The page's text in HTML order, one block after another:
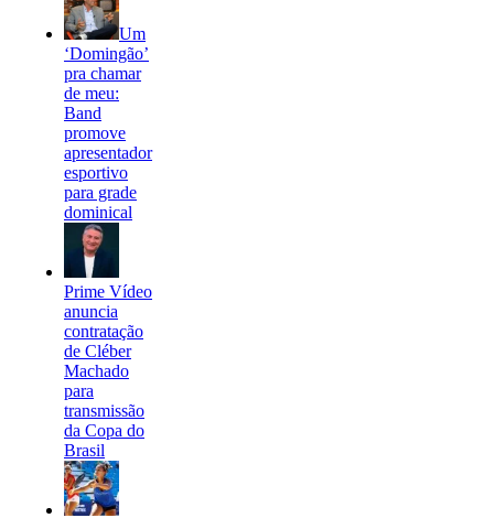
Um
‘Domingão’
pra chamar
de meu:
Band
promove
apresentador
esportivo
para grade
dominical
Prime Vídeo
anuncia
contratação
de Cléber
Machado
para
transmissão
da Copa do
Brasil